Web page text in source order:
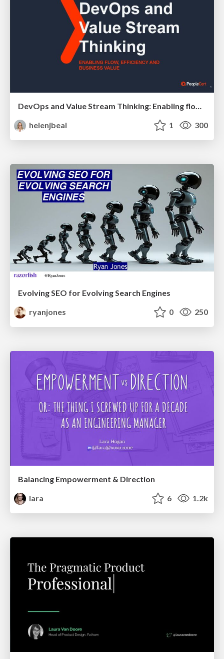
DevOps and Value Stream Thinking: Enabling flow, efficiency and business value
helenjbeal
1 300
Evolving SEO for Evolving Search Engines
ryanjones
0 250
Balancing Empowerment & Direction
lara
6 1.2k